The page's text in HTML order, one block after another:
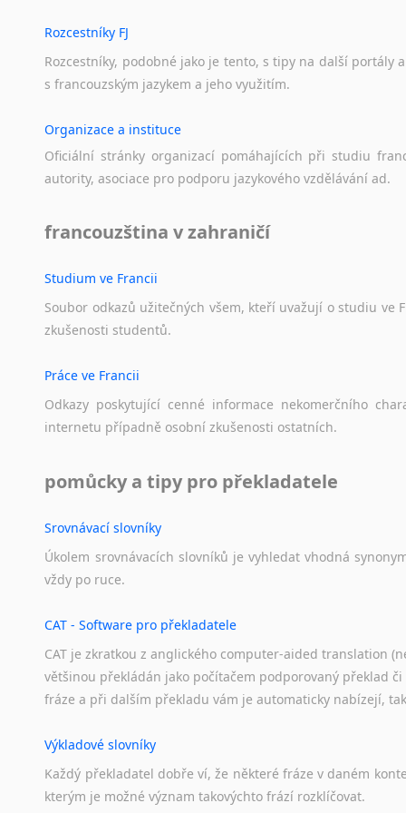
Novořečtina
Páli
Pandžábština
Portugalština
Retorománština
Rumunština
Sinhalština
Slovinština
Somálština
Srbština
Staroslověnština
Svahilština
Tádžičtina
Tahitština
Tamilština
Thajština
Turečtina
Turkménština
Ujgurština
Urdština
Vietnamština
Wolof
Znakový jazyk
Rozcestníky FJ
Rozcestníky, podobné jako je tento, s tipy na další portály a
s francouzským jazykem a jeho využitím.
Organizace a instituce
Oficiální stránky organizací pomáhajících při studiu
autority, asociace pro podporu jazykového vzdělávání ad.
francouzština v zahraničí
Studium ve Francii
Soubor odkazů užitečných všem, kteří uvažují o studiu ve
zkušenosti studentů.
Práce ve Francii
Odkazy poskytující cenné informace nekomerčního
internetu případně osobní zkušenosti ostatních.
pomůcky a tipy pro překladatele
Srovnávací slovníky
Úkolem srovnávacích slovníků je vyhledat vhodná
vždy po ruce.
CAT - Software pro překladatele
CAT je zkratkou z anglického computer-aided translation
většinou překládán jako počítačem podporovaný překlad
fráze a při dalším překladu vám je automaticky nabízejí,
Výkladové slovníky
Každý překladatel dobře ví, že některé fráze v daném
kterým je možné význam takovýchto frází rozklíčovat.